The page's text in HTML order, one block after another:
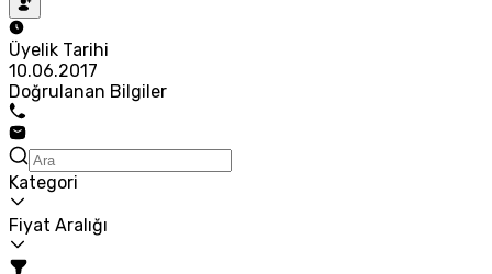
Üyelik Tarihi
10.06.2017
Doğrulanan Bilgiler
Kategori
Fiyat Aralığı